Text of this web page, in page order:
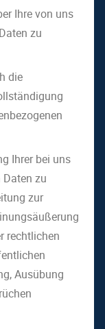
Ihre von uns
zu
die
Ihrer bei uns
zu
zur
rechtlichen
Ausübung